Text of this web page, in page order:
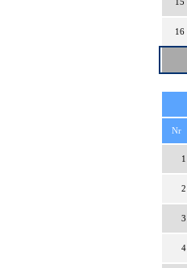
16
Nr
1
2
3
4